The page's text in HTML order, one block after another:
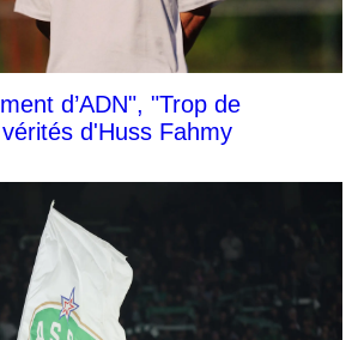
d’ADN", "Trop de
d'Huss Fahmy